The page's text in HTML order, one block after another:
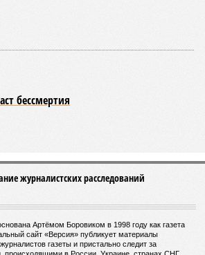
зачастую с последующим её
Среди причин такого трагического
называют деградацию
ресурсов и болезни. А ведь
непременно ведёт именно к
кризису, эпидемиям, голоду,
численности населения. Так погибли
майя, кхмеров – список не
цивилизация будет следующей?
Опубликовано:05.08.2026 13:00
Инфантино
отступил и объявил
об отказе ФИФА от
продажи доли прав
на чемпионат мира